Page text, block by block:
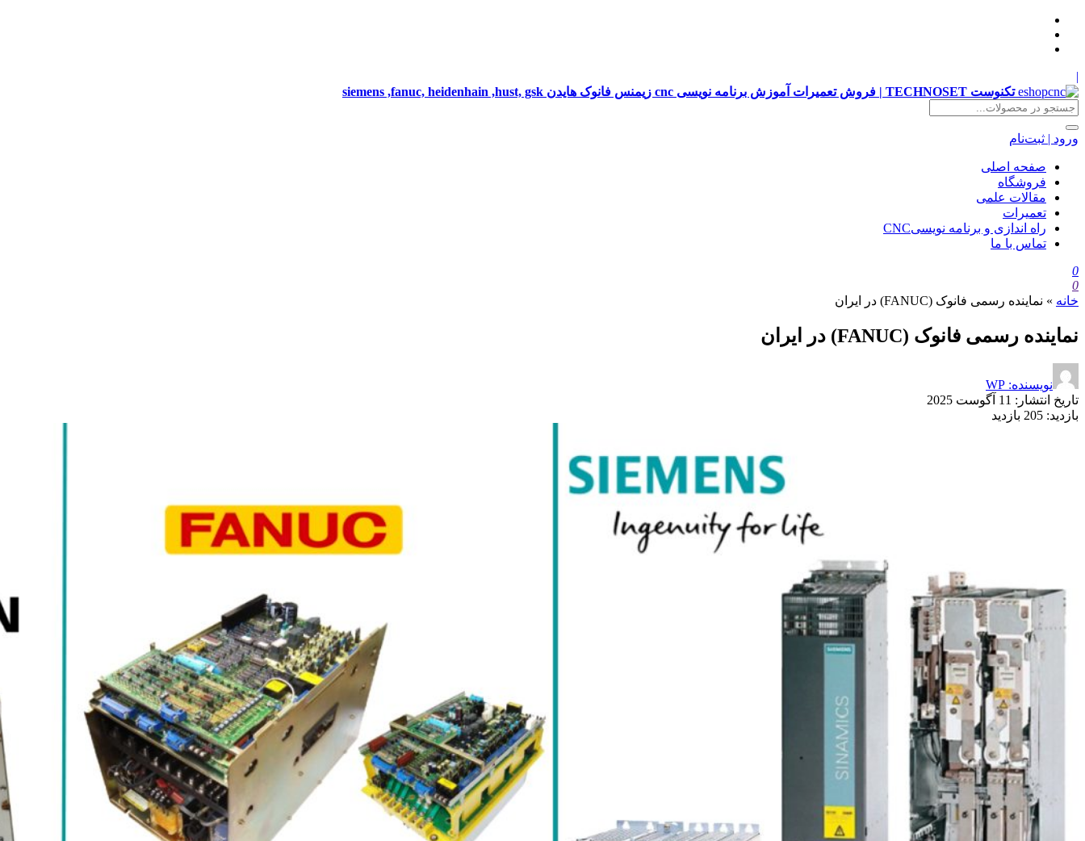
|
تکنوست TECHNOSET | فروش تعمیرات آموزش برنامه نویسی cnc زیمنس فانوک هایدن siemens ,fanuc, heidenhain ,hust, gsk
ورود | ثبت‌نام
صفحه اصلی
فروشگاه
مقالات علمی
تعمیرات
راه اندازی و برنامه نویسیCNC
تماس با ما
0
0
خانه » نماینده رسمی فانوک (FANUC) در ایران
نماینده رسمی فانوک (FANUC) در ایران
نویسنده: WP
تاریخ انتشار: 11 آگوست 2025
بازدید: 205 بازدید